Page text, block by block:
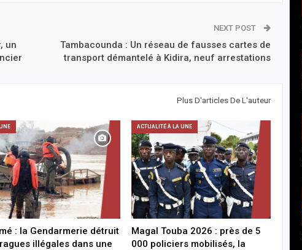
un
NEXT POST
Tambacounda : Un réseau de fausses cartes de
transport démantelé à Kidira, neuf arrestations
Plus D'articles De L'auteur
: la Gendarmerie détruit
illégales dans une
ACTUALITÉ À LA UNE
Magal Touba 2026 : près de 5
000 policiers mobilisés, la